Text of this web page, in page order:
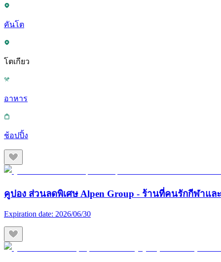
คันโต
โตเกียว
อาหาร
ช้อปปิ้ง
คูปอง ส่วนลดพิเศษ Alpen Group - ร้านที่คนรักกีฬาแล
Expiration date: 2026/06/30